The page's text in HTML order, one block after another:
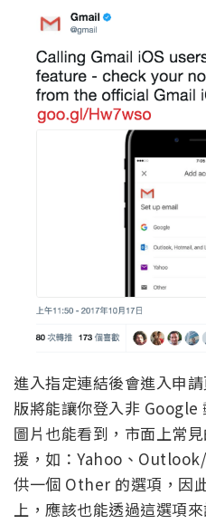
進入指定連結後會進入申
版將能讓你登入非 Google
圖片也能看到，市面上常
援，如：Yahoo、
供一個 Other 的選項，因
上，應該也能透過這選項來